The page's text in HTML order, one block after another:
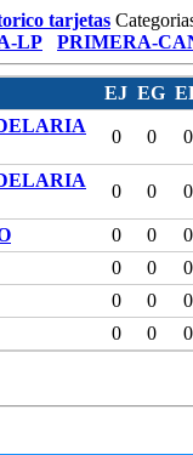
tarjetas
LP PRIMERA-
EJ EG
0 0 0
0 0 0
0 0
0
0 0
0
0 0
0
0 0 0